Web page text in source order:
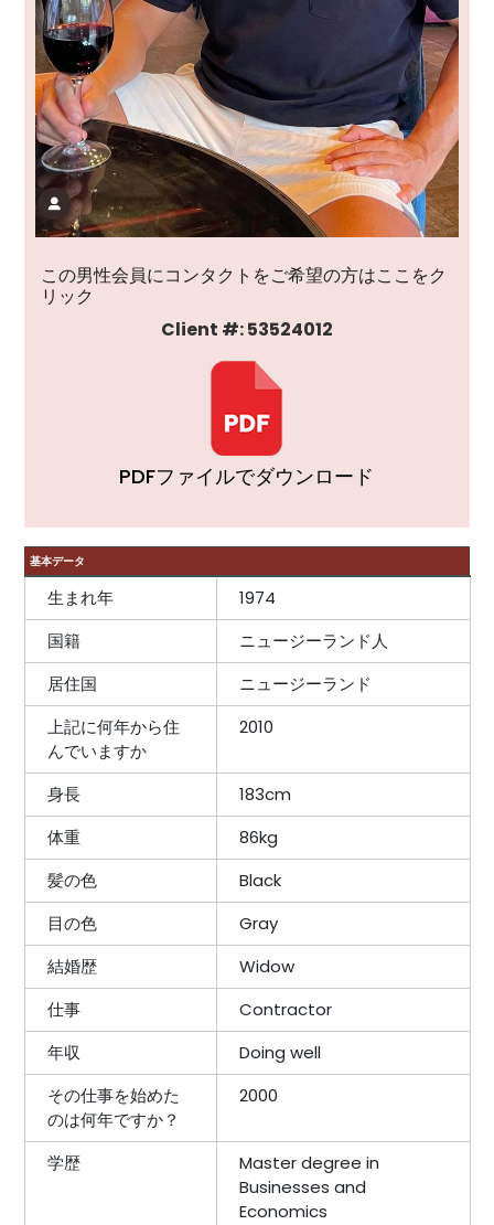
この男性会員にコンタクトをご希望の方はここをク
リック
Client #: 53524012
PDFファイルでダウンロード
基本データ
生まれ年
1974
国籍
ニュージーランド人
居住国
ニュージーランド
上記に何年から住
んでいますか
2010
身長
183cm
体重
86kg
髪の色
Black
目の色
Gray
結婚歴
Widow
仕事
Contractor
年収
Doing well
その仕事を始めた
のは何年ですか？
2000
学歴
Master degree in
Businesses and
Economics